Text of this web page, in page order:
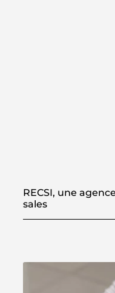
RECSI, une
sales